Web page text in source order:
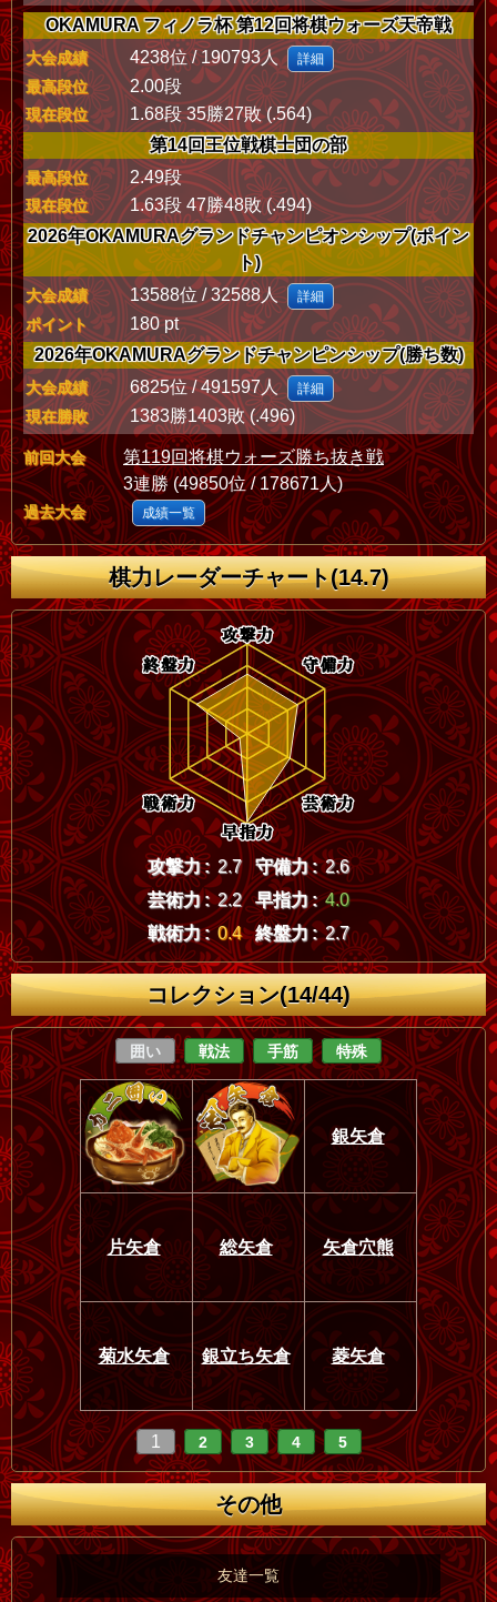
OKAMURA フィノラ杯 第12回将棋ウォーズ天帝戦
大会成績 4238位 / 190793人 詳細
最高段位 2.00段
現在段位
1.68段 35勝27敗 (.564)
第14回王位戦棋士団の部
最高段位 2.49段
現在段位
1.63段 47勝48敗 (.494)
2026年OKAMURAグランドチャンピオンシップ(ポイン
ト)
大会成績 13588位 / 32588人 詳細
ポイント
180 pt
2026年OKAMURAグランドチャンピンシップ(勝ち数)
大会成績 6825位 / 491597人 詳細
現在勝敗 1383勝1403敗 (.496)
前回大会
第119回将棋ウォーズ勝ち抜き戦
3連勝 (49850位 / 178671人)
過去大会 成績一覧
棋力レーダーチャート(14.7)
攻撃力 : 2.7 守備力 : 2.6
芸術力 : 2.2 早指力 : 4.0
戦術力 : 0.4 終盤力 : 2.7
コレクション(14/44)
囲い 戦法 手筋 特殊
銀矢倉
片矢倉 総矢倉 矢倉穴熊
菊水矢倉 銀立ち矢倉 菱矢倉
1 2 3 4 5
その他
友達一覧